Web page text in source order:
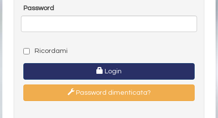
Password
Ricordami
Login
Password dimenticata?